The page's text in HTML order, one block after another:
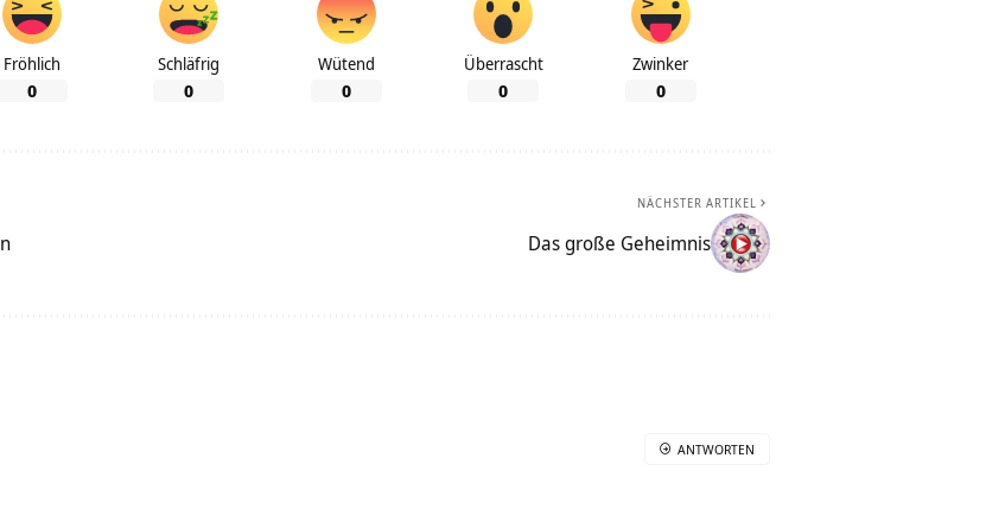
Fröhlich
0
Schläfrig
0
Wütend
0
Überrascht
0
Zwinker
0
NÄCHSTER ARTIKEL
Das große Geheimnis
ANTWORTEN